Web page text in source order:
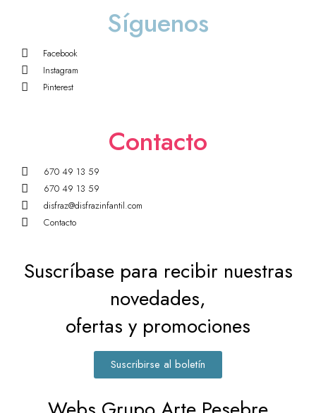
Síguenos
Facebook
Instagram
Pinterest
Contacto
670 49 13 59
670 49 13 59
disfraz@disfrazinfantil.com
Contacto
Suscríbase para recibir nuestras
novedades,
ofertas y promociones
Suscribirse al boletín